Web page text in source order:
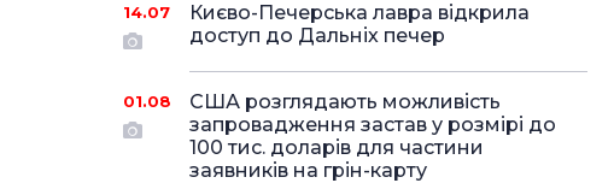
14.07
Києво-Печерська лавра відкрила
доступ до Дальніх печер
01.08
США розглядають можливість
запровадження застав у розмірі до
100 тис. доларів для частини
заявників на грін-карту